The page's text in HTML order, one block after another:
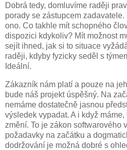
Dobrá tedy, domluvíme raději
porady se zástupcem
ono. Co takhle mít schopného
dispozici kdykoliv? Mít možnost
sejít ihned, jak si to situace
raději, kdyby fyzicky seděl s
Ideální.
Zákazník nám platí a pouze na
bude náš projekt úspěšný. Na
nemáme dostatečně jasnou
výsledek vypadat. A i když
změní. To je zákon softwarového
požadavky na začátku a
dodržování je možná dobré s